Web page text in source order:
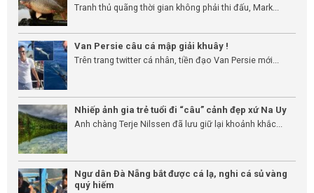
Tranh thủ quãng thời gian không phải thi đấu, Mark...
Van Persie câu cá mập giải khuây !
Trên trang twitter cá nhân, tiền đạo Van Persie mới...
Nhiếp ảnh gia trẻ tuổi đi “câu” cảnh đẹp xứ Na Uy
Anh chàng Terje Nilssen đã lưu giữ lại khoảnh khắc...
Ngư dân Đà Nẵng bắt được cá lạ, nghi cá sủ vàng
quý hiếm